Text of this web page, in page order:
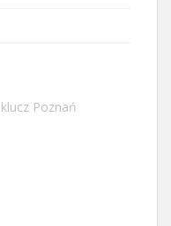
Poznań